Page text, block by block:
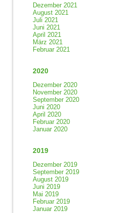
Dezember 2021
August 2021
Juli 2021
Juni 2021
April 2021
März 2021
Februar 2021
2020
Dezember 2020
November 2020
September 2020
Juni 2020
April 2020
Februar 2020
Januar 2020
2019
Dezember 2019
September 2019
August 2019
Juni 2019
Mai 2019
Februar 2019
Januar 2019